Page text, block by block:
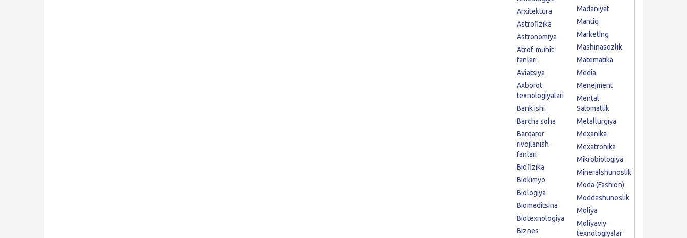
Arxitektura
Astrofizika
Astronomiya
Atrof-muhit
fanlari
Aviatsiya
Axborot
texnologiyalari
Bank ishi
Barcha soha
Barqaror
rivojlanish
fanlari
Biofizika
Biokimyo
Biologiya
Biomeditsina
Biotexnologiya
Biznes
Madaniyat
Mantiq
Marketing
Mashinasozlik
Matematika
Media
Menejment
Mental
Salomatlik
Metallurgiya
Mexanika
Mexatronika
Mikrobiologiya
Mineralshunoslik
Moda (Fashion)
Moddashunoslik
Moliya
Moliyaviy
texnologiyalar